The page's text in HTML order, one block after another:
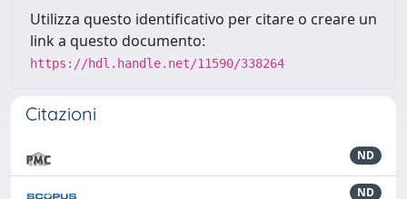
Utilizza questo identificativo per citare o creare un
link a questo documento:
https://hdl.handle.net/11590/338264
Citazioni
ND
ND